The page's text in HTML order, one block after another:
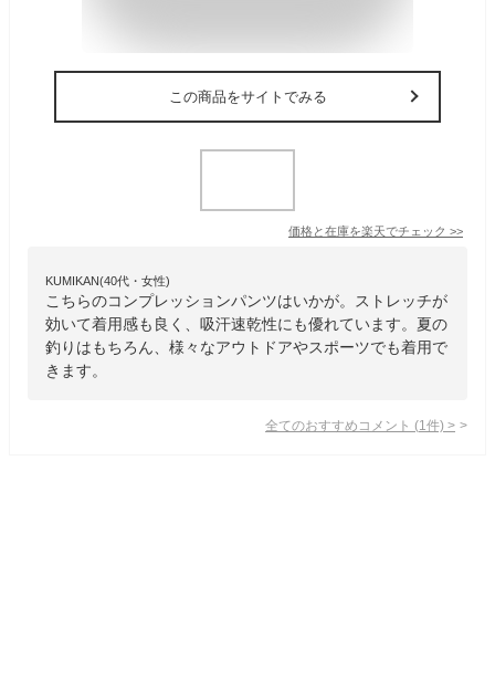
この商品をサイトでみる
価格と在庫を楽天でチェック >>
KUMIKAN(40代・女性)
こちらのコンプレッションパンツはいかが。ストレッチが
効いて着用感も良く、吸汗速乾性にも優れています。夏の
釣りはもちろん、様々なアウトドアやスポーツでも着用で
きます。
全てのおすすめコメント (1 件) >